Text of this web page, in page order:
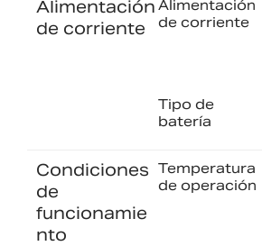
Alimentación
de corriente
Alimentación
de corriente
Tipo de
batería
Condiciones
de
funcionamie
nto
Temperatura
de operación